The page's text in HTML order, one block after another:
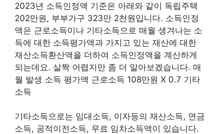
2023년 소득인정액 기준은 아래와 같이 독립주택
202만원, 부부가구 323만 2천원입니다. 소득인정
액은 근로소득이나 기타소득으로 매월 생겨나는 소
득에 대한 소득평가액과 가지고 있는 재산에 대한
재산소득환산액을 더하여 소득인정액을 계산하게
되는데요. 살짝 어렵지만 좀 더 알아보겠습니다. 매
월 발생 소득 평가액 근로소득 108만원 X 0.7 기타
소득
기타소득으로는 임대소득, 이자등의 재산소득, 연금
소득, 공적이전소득, 무료 임차소득액이 있습니다.